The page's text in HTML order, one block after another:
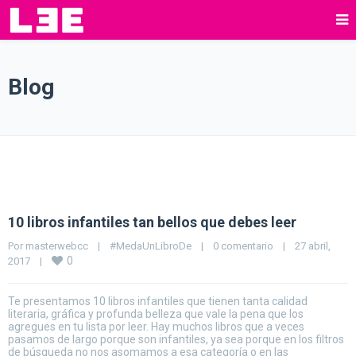
Blog
10 libros infantiles tan bellos que debes leer
Por masterwebcc | #MedaUnLibroDe | 0 comentario |
27 abril,
2017 | 0
Te presentamos 10 libros infantiles que tienen tanta calidad
literaria, gráfica y profunda belleza que vale la pena que los
agregues en tu lista por leer. Hay muchos libros que a veces
pasamos de largo porque son infantiles, ya sea porque en los filtros
de búsqueda no nos asomamos a esa categoría o en las